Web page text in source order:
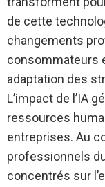
de cette
changements
consommateurs
adaptation des
L’impact de l’IA
ressources
entreprises. Au
professionnels
concentrés sur